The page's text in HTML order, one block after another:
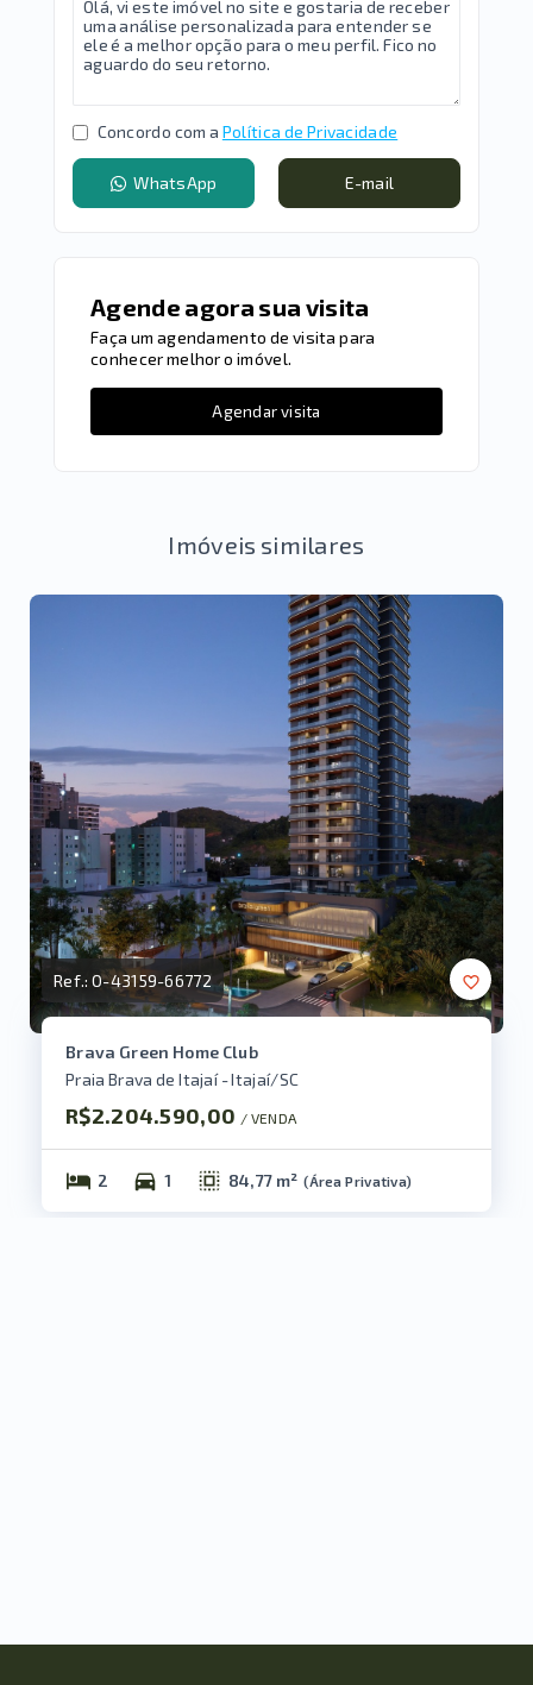
Concordo com a Política de Privacidade
WhatsApp E-mail
Agende agora sua visita
Faça um agendamento de visita para
conhecer melhor o imóvel.
Agendar visita
Imóveis similares
Ref.:O-43159-66772
Brava Green Home Club
Praia Brava de Itajaí - Itajaí/SC
R$2.204.590,00 / VENDA
2 1 84,77 m² (Área Privativa)